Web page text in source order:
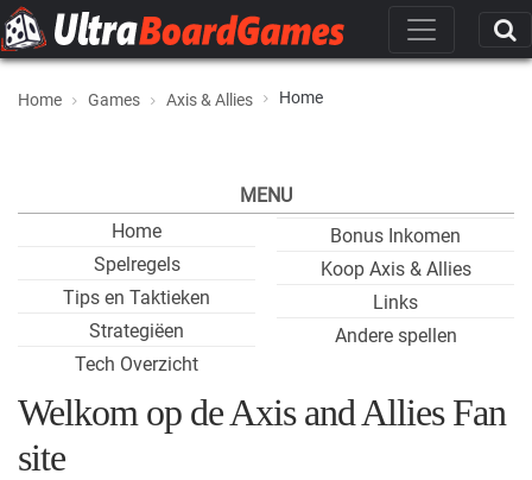
Home Games Axis & Allies Home
MENU
Home
Spelregels
Tips en Taktieken
Strategiëen
Tech Overzicht
Bonus Inkomen
Koop Axis & Allies
Links
Andere spellen
Welkom op de Axis and Allies Fan
site